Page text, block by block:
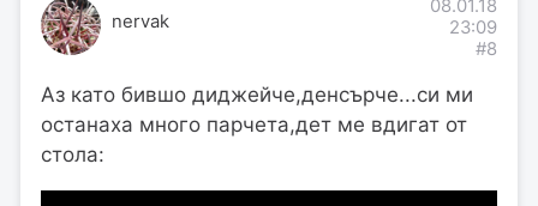
nervak
08.01.18
23:09
#8
Аз като бившо диджейче,денсърче...си ми
останаха много парчета,дет ме вдигат от
стола: